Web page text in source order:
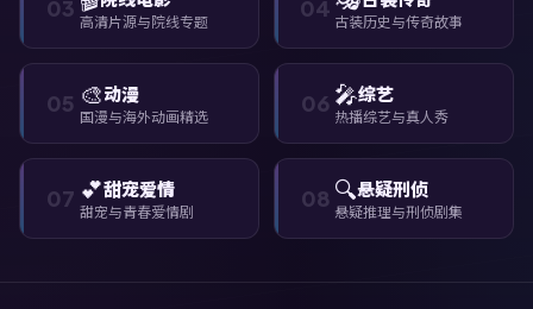
03 高清片源与院线专题 04 古装历史与传奇故事
05 🎨动漫
国漫与海外动画精选 06 🎤综艺
热播综艺与真人秀
07 💕甜宠爱情
甜宠与青春爱情剧 08 🔍悬疑刑侦
悬疑推理与刑侦剧集